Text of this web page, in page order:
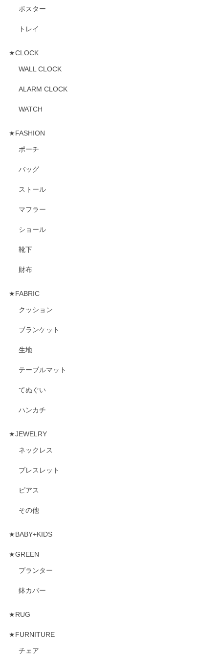
ポスター
トレイ
★CLOCK
WALL CLOCK
ALARM CLOCK
WATCH
★FASHION
ポーチ
バッグ
ストール
マフラー
ショール
靴下
財布
★FABRIC
クッション
ブランケット
生地
テーブルマット
てぬぐい
ハンカチ
★JEWELRY
ネックレス
ブレスレット
ピアス
その他
★BABY+KIDS
★GREEN
プランター
鉢カバー
★RUG
★FURNITURE
チェア